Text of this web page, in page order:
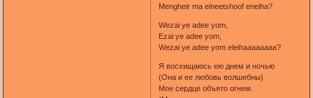
Mengheir ma eineetshoof eneiha?
Wezai ye adee yom,
Ezai ye adee yom,
Wezai ye adee yom eleihaaaaaaaa?
Я восхищаюсь ею днем и ночью
(Она и ее любовь волшебны)
Мое сердце объято огнем.